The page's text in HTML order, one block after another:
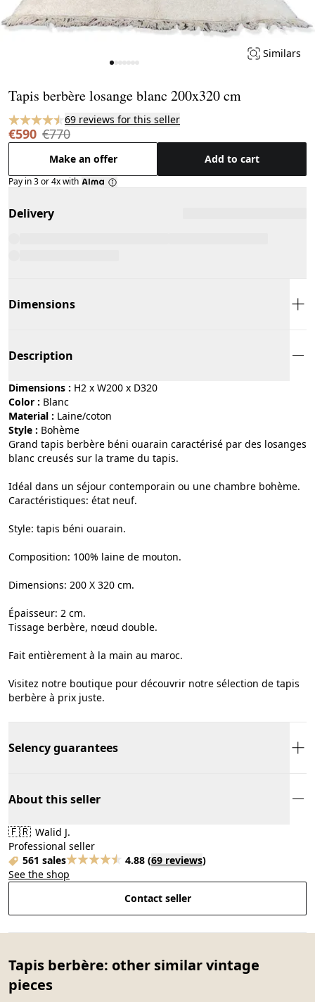
Similars
Tapis berbère losange blanc 200x320 cm
69 reviews for this seller
€590 €770
Make an offer Add to cart
Pay in 3 or 4x with
Delivery
Dimensions
Description
Dimensions : H2 x W200 x D320
Color :
blanc
Material :
laine/coton
Style :
bohème
Grand tapis berbère béni ouarain caractérisé par des losanges
blanc creusés sur la trame du tapis.
Idéal dans un séjour contemporain ou une chambre bohème.
Caractéristiques: état neuf.
Style: tapis béni ouarain.
Composition: 100% laine de mouton.
Dimensions: 200 X 320 cm.
Épaisseur: 2 cm.
Tissage berbère, nœud double.
Fait entièrement à la main au maroc.
Visitez notre boutique pour découvrir notre sélection de tapis
berbère à prix juste.
Selency guarantees
About this seller
🇫🇷 Walid J.
Professional seller
561 sales
4.88 (69 reviews)
See the shop
Contact seller
Tapis berbère: other similar vintage
pieces